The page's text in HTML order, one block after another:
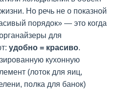
Но речь не о показной
порядок» — это когда
для
удобно = красиво.
кухонную
(лоток для яиц,
полка для банок)